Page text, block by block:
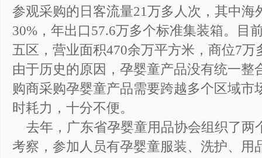
参观采购的日客流量21万多人次，其中海
30%，年出口57.6万多个标准集装箱。目
五区，营业面积470余万平方米，商位7
由于历史的原因，孕婴童产品没有统一整
购商采购孕婴童产品需要跨越多个区域市
时耗力，十分不便。
去年，广东省孕婴童用品协会组织了两
考察，参加人员有孕婴童服装、洗护、用